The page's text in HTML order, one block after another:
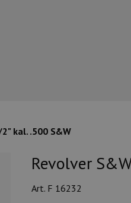
kal. .500 S&W
Revolver
Art. F 16232